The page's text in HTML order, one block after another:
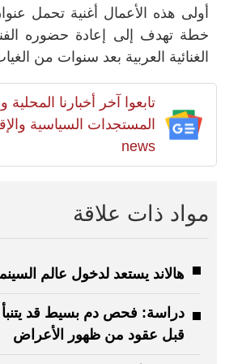
أولى هذه الأعمال أغنية تحمل
خطة تهدف إلى إعادة حضوره
الغنائية العربية بعد سنوات من
تابعوا آخر أخبارنا المحلية
news
مواد ذات علاقة
هالاند يستعد لدخول عالم
دراسة: فحص دم بسيط قد يتنبأ
قبل عقود من ظهور الأعراض